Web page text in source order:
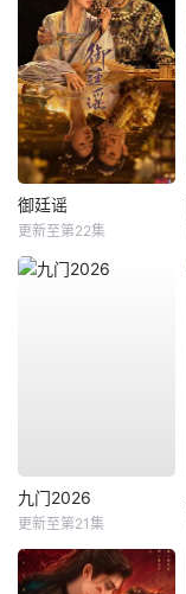
御廷谣
更新至第22集
九门2026
更新至第21集